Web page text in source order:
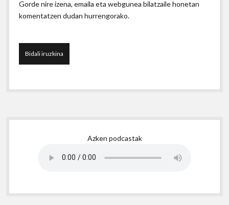
Gorde nire izena, emaila eta webgunea bilatzaile honetan
komentatzen dudan hurrengorako.
Sidebar
Azken podcastak